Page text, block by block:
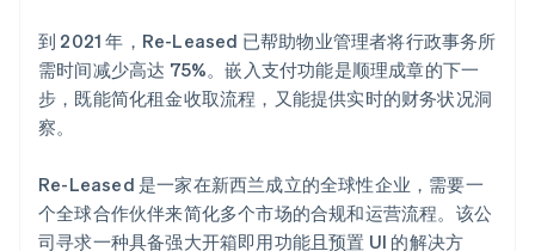
到 2021 年，Re-Leased 已帮助物业管理者将行政事务所
需时间减少高达 75%。嵌入支付功能是顺理成章的下一
步，既能简化租金收取流程，又能提供实时的财务状况洞
察。
Re-Leased 是一家在新西兰成立的全球性企业，需要一
个全球合作伙伴来简化多个市场的合规和运营流程。该公
司寻求一种具备强大开箱即用功能且预置 UI 的解决方